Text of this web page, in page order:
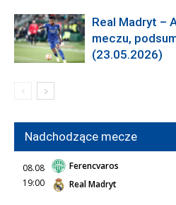
Real Madryt –
meczu,
(23.05.2026)
Nadchodzące mecze
08.08
19:00
Ferencvaros
Real Madryt